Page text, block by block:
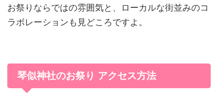
お祭りならではの雰囲気と、ローカルな街並みのコ
ラボレーションも見どころですよ。
琴似神社のお祭り アクセス方法